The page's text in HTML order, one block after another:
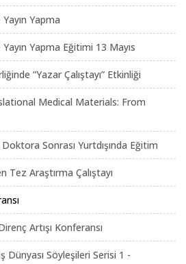
Yapma
Yapma Eğitimi 13 Mayıs
“Yazar Çalıştayı” Etkinliği
Medical Materials: From
Sonrası Yurtdışında Eğitim
Tez Araştırma Çalıştayı
Artışı Konferansı
Dünyası Söyleşileri Serisi 1 -